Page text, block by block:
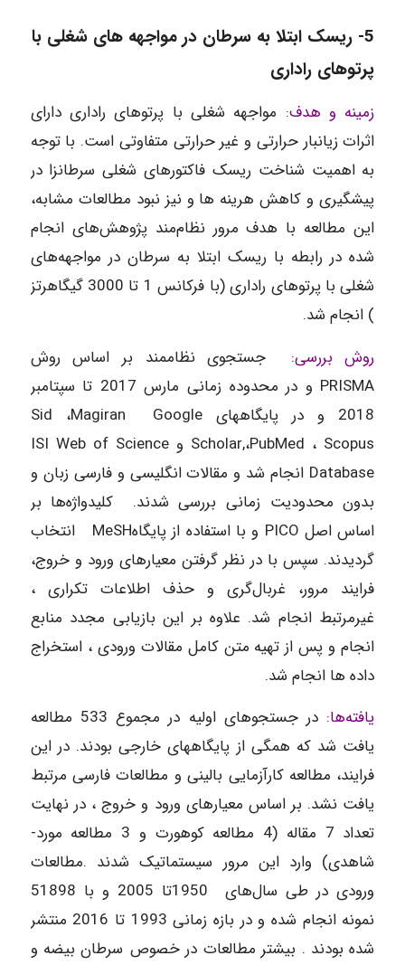
5- ریسک ابتلا به سرطان در مواجهه‌ های شغلی با
پرتوهای راداری
زمینه و هدف: مواجهه شغلی با پرتوهای راداری دارای
اثرات زیانبار حرارتی و غیر حرارتی متفاوتی است. با توجه
به اهمیت شناخت ریسک فاکتورهای شغلی سرطانزا در
پیشگیری و کاهش هرینه ها و نیز نبود مطالعات مشابه،
این مطالعه با هدف مرور نظام‌مند پژوهش‌های انجام
شده در رابطه با ریسک ابتلا به سرطان در مواجهه‌های
شغلی با پرتوهای راداری (با فرکانس 1 تا 3000 گیگاهرتز
) انجام شد.
روش بررسی:
جستجوی نظام­مند بر اساس روش
PRISMA و در محدوده زمانی مارس 2017 تا سپتامبر
2018 و در پایگاههای Sid ،Magiran Google
Scholar,،PubMed ، Scopus و ISI Web of Science
Database انجام شد و مقالات انگلیسی و فارسی زبان و
بدون محدودیت زمانی بررسی شدند. کلیدواژه‌ها بر
اساس اصل PICO و با استفاده از پایگاهMeSH انتخاب
گردیدند. سپس با در نظر گرفتن معیارهای ورود و خروج،
فرایند مرور، غربال‌گری و حذف اطلاعات تکراری ،
غیرمرتبط انجام شد. علاوه بر این بازیابی مجدد منابع
انجام و پس از تهیه متن کامل مقالات ورودی ، استخراج
داده ها انجام شد.
یافته‌ها:
در جستجوهای اولیه در مجموع 533 مطالعه
یافت شد که همگی از پایگاههای خارجی بودند. در این
فرایند، مطالعه کارآزمایی بالینی و مطالعات فارسی مرتبط
یافت نشد. بر اساس معیارهای ورود و خروج ، در نهایت
تعداد 7 مقاله (4 مطالعه کوهورت و 3 مطالعه مورد-
شاهدی) وارد این مرور سیستماتیک شدند .مطالعات
ورودی در طی سال‌های 1950تا 2005 و با 51898
نمونه انجام شده و در بازه زمانی 1993 تا 2016 منتشر
شده بودند . بیشتر مطالعات در خصوص سرطان بیضه و